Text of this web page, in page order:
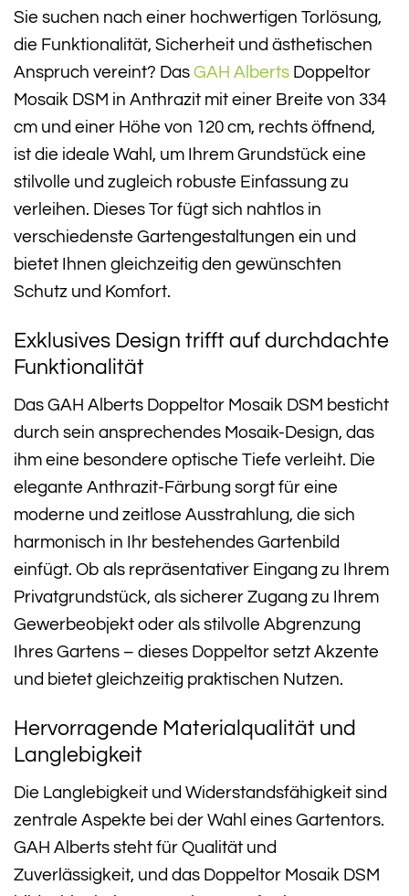
Sie suchen nach einer hochwertigen Torlösung,
die Funktionalität, Sicherheit und ästhetischen
Anspruch vereint? Das GAH Alberts Doppeltor
Mosaik DSM in Anthrazit mit einer Breite von 334
cm und einer Höhe von 120 cm, rechts öffnend,
ist die ideale Wahl, um Ihrem Grundstück eine
stilvolle und zugleich robuste Einfassung zu
verleihen. Dieses Tor fügt sich nahtlos in
verschiedenste Gartengestaltungen ein und
bietet Ihnen gleichzeitig den gewünschten
Schutz und Komfort.
Exklusives Design trifft auf durchdachte
Funktionalität
Das GAH Alberts Doppeltor Mosaik DSM besticht
durch sein ansprechendes Mosaik-Design, das
ihm eine besondere optische Tiefe verleiht. Die
elegante Anthrazit-Färbung sorgt für eine
moderne und zeitlose Ausstrahlung, die sich
harmonisch in Ihr bestehendes Gartenbild
einfügt. Ob als repräsentativer Eingang zu Ihrem
Privatgrundstück, als sicherer Zugang zu Ihrem
Gewerbeobjekt oder als stilvolle Abgrenzung
Ihres Gartens – dieses Doppeltor setzt Akzente
und bietet gleichzeitig praktischen Nutzen.
Hervorragende Materialqualität und
Langlebigkeit
Die Langlebigkeit und Widerstandsfähigkeit sind
zentrale Aspekte bei der Wahl eines Gartentors.
GAH Alberts steht für Qualität und
Zuverlässigkeit, und das Doppeltor Mosaik DSM